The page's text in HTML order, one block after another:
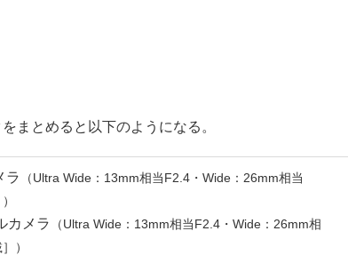
まとめると以下のようになる。
ラ
（Ultra Wide：13mm相当F2.4・Wide：26mm相当
カメラ
（Ultra Wide：13mm相当F2.4・Wide：26mm相
）